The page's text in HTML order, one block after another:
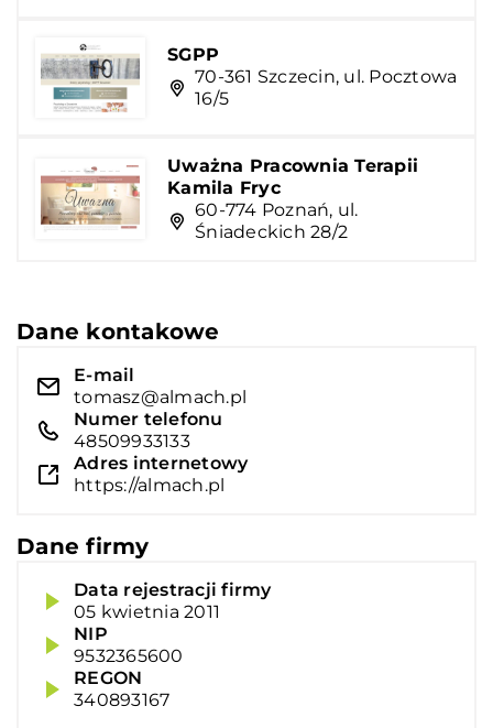
SGPP
70-361 Szczecin, ul. Pocztowa
16/5
Uważna Pracownia Terapii
Kamila Fryc
60-774 Poznań, ul.
Śniadeckich 28/2
Dane kontakowe
E-mail
tomasz@almach.pl
Numer telefonu
48509933133
Adres internetowy
https://almach.pl
Dane firmy
Data rejestracji firmy
05 kwietnia 2011
NIP
9532365600
REGON
340893167